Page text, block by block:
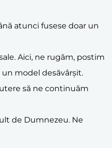
atunci fusese doar un
Aici, ne rugăm, postim
model desăvârșit.
să ne continuăm
de Dumnezeu. Ne